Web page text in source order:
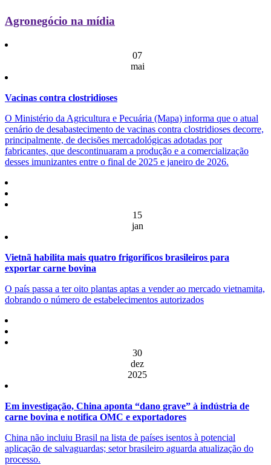
Agronegócio na mídia
07
mai
Vacinas contra clostridioses
O Ministério da Agricultura e Pecuária (Mapa) informa que o atual
cenário de desabastecimento de vacinas contra clostridioses decorre,
principalmente, de decisões mercadológicas adotadas por
fabricantes, que descontinuaram a produção e a comercialização
desses imunizantes entre o final de 2025 e janeiro de 2026.
15
jan
Vietnã habilita mais quatro frigoríficos brasileiros para
exportar carne bovina
O país passa a ter oito plantas aptas a vender ao mercado vietnamita,
dobrando o número de estabelecimentos autorizados
30
dez
2025
Em investigação, China aponta “dano grave” à indústria de
carne bovina e notifica OMC e exportadores
China não incluiu Brasil na lista de países isentos à potencial
aplicação de salvaguardas; setor brasileiro aguarda atualização do
processo.